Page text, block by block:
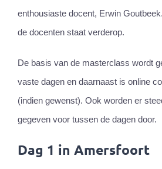
enthousiaste docent, Erwin
de docenten staat verderop.
De basis van de masterclass wordt
vaste dagen en daarnaast is online
(indien gewenst). Ook worden er
gegeven voor tussen de dagen door.
Dag 1 in Amersfoort